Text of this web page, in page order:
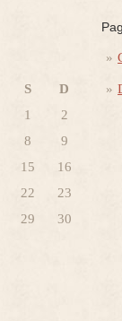
S
D
1
2
8
9
15
16
22
23
29
30